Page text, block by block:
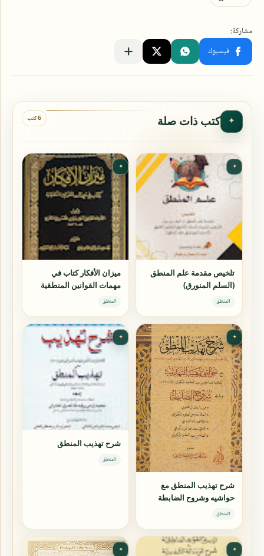
✦ كتب ذات صلة 6 كتب
✦
تلخيص مقدمة علم المنطق
(السلم المنورق)
المنطق
✦
ميزان الأفكار كتاب في
مهمات القوانين المنطقية
المنطق
✦
شرح تهذيب المنطق مع
حواشيه وشروح الضابطة
المنطق
✦
شرح تهذيب المنطق
المنطق
✦
✦